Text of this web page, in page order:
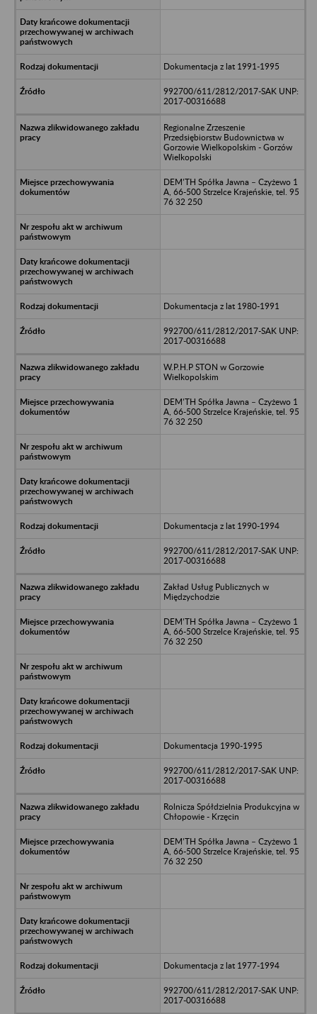
Dokumentacja z lat 1991-1995
992700/611/2812/2017-SAK UNP:
2017-00316688
Regionalne Zrzeszenie
Przedsiębiorstw Budownictwa w
Gorzowie Wielkopolskim - Gorzów
Wielkopolski
DEM’TH Spółka Jawna – Czyżewo 1
A, 66-500 Strzelce Krajeńskie, tel. 95
76 32 250
Dokumentacja z lat 1980-1991
992700/611/2812/2017-SAK UNP:
2017-00316688
W.P.H.P STON w Gorzowie
Wielkopolskim
DEM’TH Spółka Jawna – Czyżewo 1
A, 66-500 Strzelce Krajeńskie, tel. 95
76 32 250
Dokumentacja z lat 1990-1994
992700/611/2812/2017-SAK UNP:
2017-00316688
Zakład Usług Publicznych w
Międzychodzie
DEM’TH Spółka Jawna – Czyżewo 1
A, 66-500 Strzelce Krajeńskie, tel. 95
76 32 250
Dokumentacja 1990-1995
992700/611/2812/2017-SAK UNP:
2017-00316688
Rolnicza Spółdzielnia Produkcyjna w
Chłopowie - Krzęcin
DEM’TH Spółka Jawna – Czyżewo 1
A, 66-500 Strzelce Krajeńskie, tel. 95
76 32 250
Dokumentacja z lat 1977-1994
992700/611/2812/2017-SAK UNP:
2017-00316688